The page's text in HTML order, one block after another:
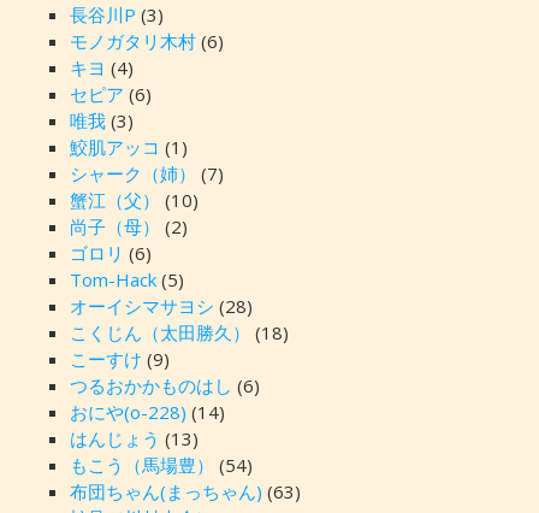
長谷川P (3)
モノガタリ木村(6)
キヨ (4)
セピア (6)
唯我(3)
鮫肌アッコ (1)
シャーク（姉）
(7)
蟹江（父）
(10)
尚子（母）
(2)
ゴロリ (6)
Tom-Hack(5)
オーイシマサヨシ (28)
こくじん（太田勝久）
(18)
こーすけ (9)
つるおかかものはし (6)
おにや(o-228) (14)
はんじょう (13)
もこう（馬場豊）
(54)
布団ちゃん(まっちゃん) (63)